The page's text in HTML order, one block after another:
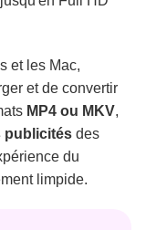
et les Mac,
et de convertir
MP4 ou MKV,
publicités des
du
limpide.